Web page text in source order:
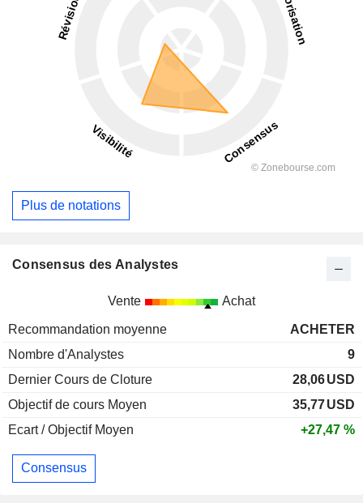
Plus de notations
Consensus des Analystes
Vente Achat
Recommandation moyenne
ACHETER
Nombre d'Analystes
9
Dernier Cours de Cloture
28,06USD
Objectif de cours Moyen
35,77USD
Ecart / Objectif Moyen
+27,47 %
Consensus